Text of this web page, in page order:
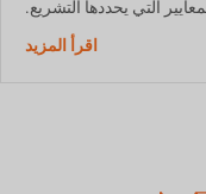
التي يحددها التشريع.
اقرأ المزيداستخدام